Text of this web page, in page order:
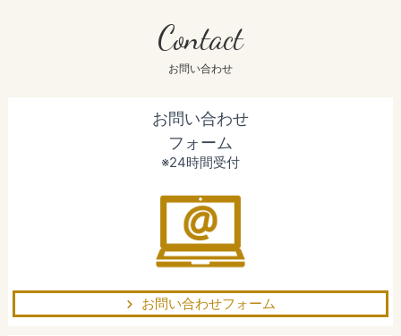
Contact
お問い合わせ
お問い合わせ
フォーム
※24時間受付
お問い合わせフォーム